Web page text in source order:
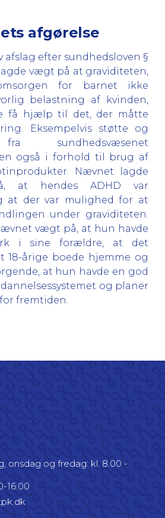
afgørelse
efter sundhedsloven §
lagde vægt på at graviditeten,
for barnet ikke
belastning af kvinden,
få hjælp til det, der måtte
Eksempelvis støtte og
sundhedsvæsenet
også i forhold til brug af
Nævnet lagde
at hendes ADHD var
at der var mulighed for at
under graviditeten.
vægt på, at hun havde
i sine forældre, at det
18-årige boede hjemme og
at hun havde en god
og planer
fremtiden.
onsdag og fredag: kl. 8.00 -
16.00